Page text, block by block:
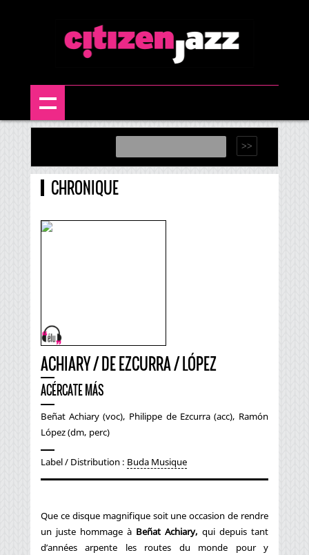
CHRONIQUE
ACHIARY / DE EZCURRA / LÓPEZ
ACÉRCATE MÁS
Beñat Achiary (voc), Philippe de Ezcurra (acc), Ramón
López (dm, perc)
Label / Distribution : Buda Musique
Que ce disque magnifique soit une occasion de rendre
un juste hommage à Beñat Achiary, qui depuis tant
d’années arpente les routes du monde pour y